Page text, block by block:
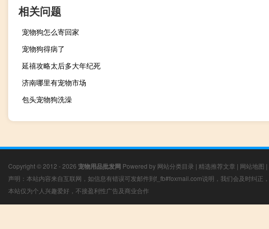
相关问题
宠物狗怎么寄回家
宠物狗得病了
延禧攻略太后多大年纪死
济南哪里有宠物市场
包头宠物狗洗澡
Copyright © 2012 - 2026 宠物用品批发网 Powered by 网站分类目录 | 精选推荐文章 | 网站地图 |
声明：本站内容来自互联网，如信息有错误可发邮件到f_fb#foxmail.com说明，我们会及时纠正
本站仅为个人兴趣爱好，不接盈利性广告及商业合作